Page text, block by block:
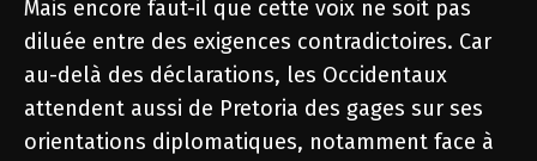
Mais encore faut-il que cette voix ne soit pas
diluée entre des exigences contradictoires. Car
au-delà des déclarations, les Occidentaux
attendent aussi de Pretoria des gages sur ses
orientations diplomatiques, notamment face à